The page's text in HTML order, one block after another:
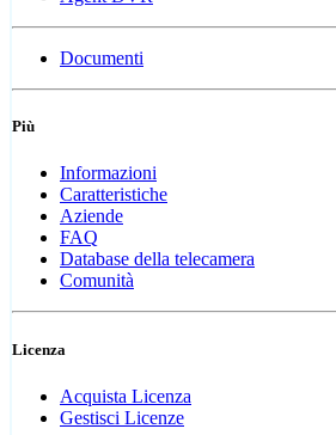
Documenti
Più
Informazioni
Caratteristiche
Aziende
FAQ
Database della telecamera
Comunità
Licenza
Acquista Licenza
Gestisci Licenze